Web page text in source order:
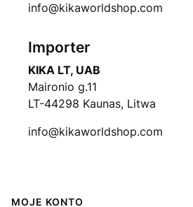
info@kikaworldshop.com
Importer
KIKA LT, UAB
Maironio g.11
LT-44298 Kaunas, Litwa
info@kikaworldshop.com
MOJE KONTO